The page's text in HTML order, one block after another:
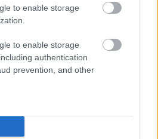
to enable storage
to enable storage
authentication
prevention, and other